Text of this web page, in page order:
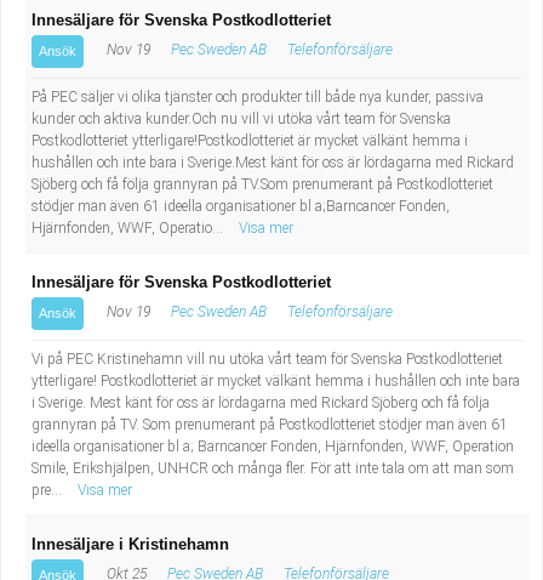
Innesäljare för Svenska Postkodlotteriet
Ansök Nov 19 Pec Sweden AB Telefonförsäljare
På PEC säljer vi olika tjänster och produkter till både nya kunder, passiva
kunder och aktiva kunder.Och nu vill vi utöka vårt team för Svenska
Postkodlotteriet ytterligare!Postkodlotteriet är mycket välkänt hemma i
hushållen och inte bara i Sverige.Mest känt för oss är lördagarna med Rickard
Sjöberg och få följa grannyran på TV.Som prenumerant på Postkodlotteriet
stödjer man även 61 ideella organisationer bl a;Barncancer Fonden,
Hjärnfonden, WWF, Operatio...
Visa mer
Innesäljare för Svenska Postkodlotteriet
Ansök Nov 19 Pec Sweden AB Telefonförsäljare
Vi på PEC Kristinehamn vill nu utöka vårt team för Svenska Postkodlotteriet
ytterligare! Postkodlotteriet är mycket välkänt hemma i hushållen och inte bara
i Sverige. Mest känt för oss är lördagarna med Rickard Sjöberg och få följa
grannyran på TV. Som prenumerant på Postkodlotteriet stödjer man även 61
ideella organisationer bl a; Barncancer Fonden, Hjärnfonden, WWF, Operation
Smile, Erikshjälpen, UNHCR och många fler. För att inte tala om att man som
pre...
Visa mer
Innesäljare i Kristinehamn
Ansök Okt 25 Pec Sweden AB Telefonförsäljare